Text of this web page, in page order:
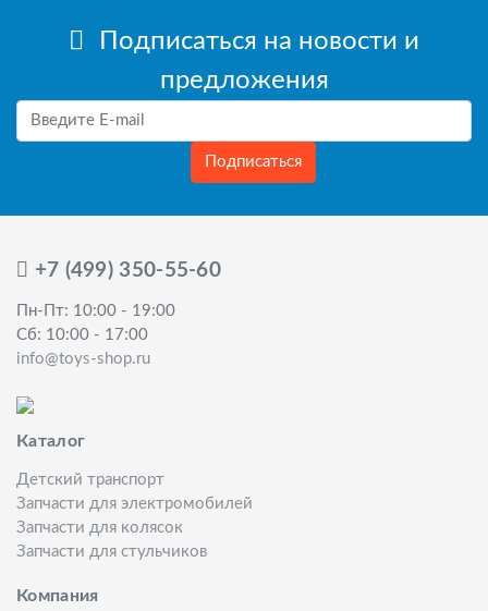
Подписаться на новости и
предложения
Подписаться
+7 (499) 350-55-60
Пн-Пт: 10:00 - 19:00
Сб: 10:00 - 17:00
info@toys-shop.ru
Каталог
Детский транспорт
Запчасти для электромобилей
Запчасти для колясок
Запчасти для стульчиков
Компания